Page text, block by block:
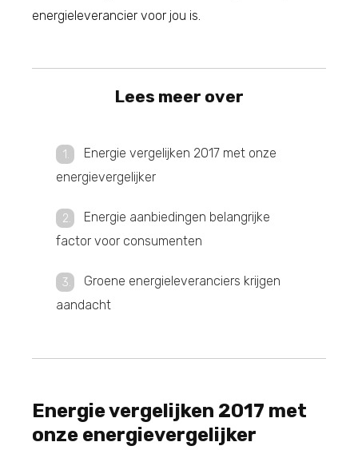
energieleverancier voor jou is.
Lees meer over
Energie vergelijken 2017 met onze
energievergelijker
Energie aanbiedingen belangrijke
factor voor consumenten
Groene energieleveranciers krijgen
aandacht
Energie vergelijken 2017 met
onze energievergelijker